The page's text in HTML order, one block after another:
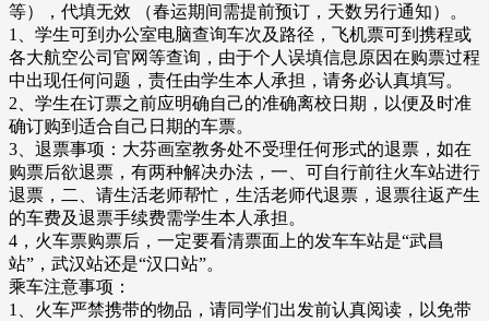
等），代填无效 （春运期间需提前预订，天数另行通知）。
1、学生可到办公室电脑查询车次及路径，飞机票可到携程或
各大航空公司官网等查询，由于个人误填信息原因在购票过程
中出现任何问题，责任由学生本人承担，请务必认真填写。
2、学生在订票之前应明确自己的准确离校日期，以便及时准
确订购到适合自己日期的车票。
3、退票事项：大芬画室教务处不受理任何形式的退票，如在
购票后欲退票，有两种解决办法，一、可自行前往火车站进行
退票，二、请生活老师帮忙，生活老师代退票，退票往返产生
的车费及退票手续费需学生本人承担。
4，火车票购票后，一定要看清票面上的发车车站是“武昌
站”，武汉站还是“汉口站”。
乘车注意事项：
1、火车严禁携带的物品，请同学们出发前认真阅读，以免带